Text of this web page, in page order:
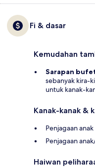
Fi & dasar
Kemudahan
Sarapan
sebanyak kira-
untuk kanak-
Kanak-kanak &
Penjagaan
Penjagaan
Haiwan